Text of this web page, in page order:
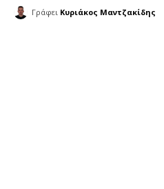
Γράφει Κυριάκος Μαντζακίδης